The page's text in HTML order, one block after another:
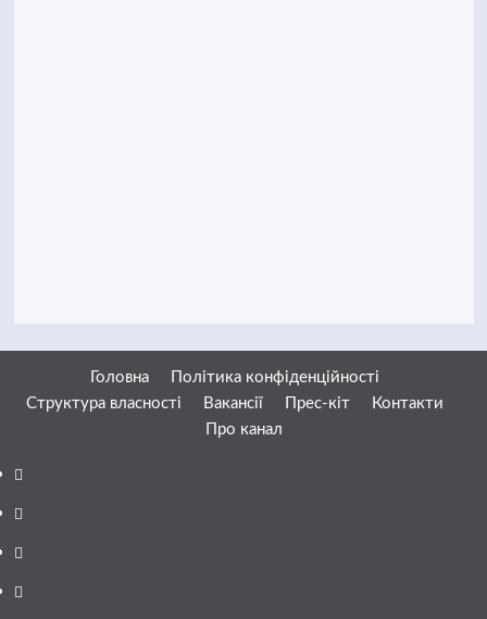
Головна
Політика конфіденційності
Структура власності
Вакансії Прес-кіт
Контакти
Про канал
Facebook
YouTube
Telegram
Instagram